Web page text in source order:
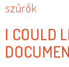
szűrők
I COULD